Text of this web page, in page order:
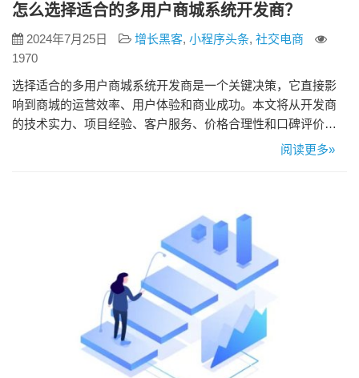
怎么选择适合的多用户商城系统开发商？
2024年7月25日 增长黑客, 小程序头条, 社交电商
1970
选择适合的多用户商城系统开发商是一个关键决策，它直接影
响到商城的运营效率、用户体验和商业成功。本文将从开发商
的技术实力、项目经验、客户服务、价格合理性和口碑评价等
方面分享如何选择适合的多用户商城系统开发商。 一、技术实
阅读更多»